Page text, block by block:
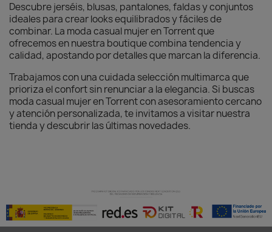
Descubre jerséis, blusas, pantalones, faldas y conjuntos
ideales para crear looks equilibrados y fáciles de
combinar. La moda casual mujer en Torrent que
ofrecemos en nuestra boutique combina tendencia y
calidad, apostando por detalles que marcan la diferencia.
Trabajamos con una cuidada selección multimarca que
prioriza el confort sin renunciar a la elegancia. Si buscas
moda casual mujer en Torrent con asesoramiento cercano
y atención personalizada, te invitamos a visitar nuestra
tienda y descubrir las últimas novedades.